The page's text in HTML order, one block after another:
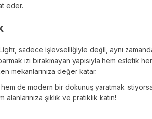
eder.
sadece işlevselliğiyle değil, aynı
izi bırakmayan yapısıyla hem estetik
mekanlarınıza değer katar.
de modern bir dokunuş yaratmak
şıklık ve pratiklik katın!